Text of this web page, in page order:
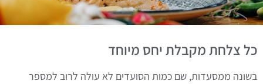
כל צלחת מקבלת יחס מיוחד
בשונה ממסעדות, שם כמות הסועדים לא עולה לרוב למספר